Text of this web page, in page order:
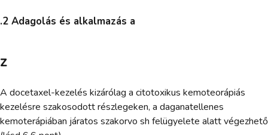
.2 Adagolás és alkalmazás a
z
A docetaxel-kezelés kizárólag a citotoxikus kemoteorápiás
kezelésre szakosodott részlegeken, a daganatellenes
kemoterápiában járatos szakorvo sh felügyelete alatt végezhető